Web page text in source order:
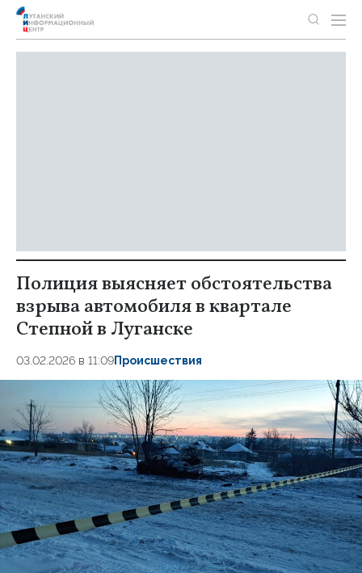
Полиция выясняет обстоятельства
взрыва автомобиля в квартале
Степной в Луганске
03.02.2026 в 11:09Происшествия